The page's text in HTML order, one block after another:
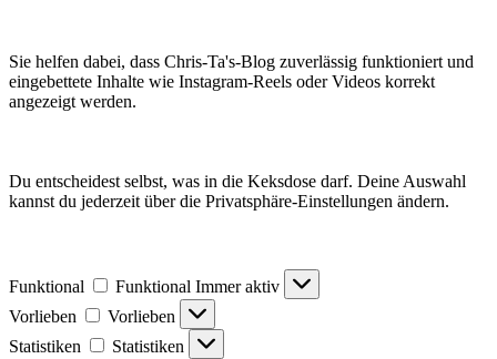
Sie helfen dabei, dass Chris-Ta's-Blog zuverlässig funktioniert und
eingebettete Inhalte wie Instagram-Reels oder Videos korrekt
angezeigt werden.
Du entscheidest selbst, was in die Keksdose darf. Deine Auswahl
kannst du jederzeit über die Privatsphäre-Einstellungen ändern.
Funktional Funktional Immer aktiv
Vorlieben
Vorlieben
Statistiken
Statistiken